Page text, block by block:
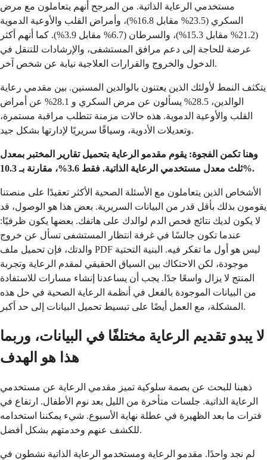
مستخدمي الرعاية الذاتية. من المرجح أنهم يتعاملون مع مرض
السكري (23.5% مقابل 16.8%)، وأمراض القلب والأوعية الدموية
(21.2% مقابل 15.3%)، والسرطان (6.7% مقابل 3.9%). كما أنهم أكثر
عرضة للحاجة إلى دعم مرافق المستشفى، والإرشادات للتنقل في
الدخول والخروج والقرارات العلاجية نيابة عن شخص آخر.
يتكثف النمط لأولئك الذين يعتنون بالوالدين المسنين. بين مقدمي رعاية
الوالدين، 28.5% يسألون عن مرض السكري و 28.1% عن أمراض
القلب والأوعية الدموية. هذه حالات مزمنة تتطلب مراقبة مستمرة،
وتعديلات الأدوية، وسياقًا سريريًا لإدارتها بشكل جيد.
وهنا تكمن الفجوة: يقوم مقدمو الرعاية بتحميل تقارير المختبر بمعدل
ثلث معدل مستخدمي الرعاية الذاتية. فقط 3.6%، مقارنة بـ 10.3%.
الأشخاص الذين يتعاملون مع الأسئلة الصحية الأكثر تعقيدًا على منصتنا
يقومون بذلك بأقل قدر من البيانات السريرية. بعض هذا هو الوصول، قد
لا يكون لديك نتائج فحص الدم لوالدك على هاتفك. بعضها يكون ظرفيًا:
عندما تكون جالسًا في غرفة انتظار المستشفى تسأل عن خروج
والدتك، فإن تحميل ملف PDF ليس هو أول ما تفكر فيه. البنية التحتية
موجودة، لكن الاحتكاك بين السياق الحقيقي لمقدم الرعاية وتجربة
المنتج لا يزال واسعًا جدًا. يجب أن يساعدنا إنشاء مسارات للاستفادة
من البيانات الموجودة بالفعل في أنظمة الرعاية الصحية في حل هذه
المشكلة، مع العمل أيضًا على تبسيط تحميل البيانات إلى حد أكبر.
لا يبدو تقديم الرعاية مختلفًا في البيانات، وربما
هذا هو الهدف
ذهبنا للبحث عن بصمة سلوكية تميز مقدمي الرعاية عن مستخدمي
الرعاية الذاتية. جلسات متأخرة من الليل بعد نوم الأطفال. ارتفاع في
فترات ما بعد الظهيرة في عطلة نهاية الأسبوع. شيء يمكننا استخدامه
للكشف عنهم وخدمتهم بشكل أفضل.
لم نجد واحدًا. مقدمو الرعاية ومستخدمو الرعاية الذاتية نشطون في